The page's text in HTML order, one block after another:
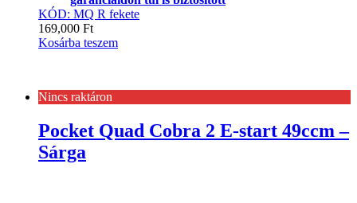
KÓD: MQ R fekete
169,000 Ft
Kosárba teszem
Nincs raktáron
Pocket Quad Cobra 2 E-start 49ccm –
Sárga